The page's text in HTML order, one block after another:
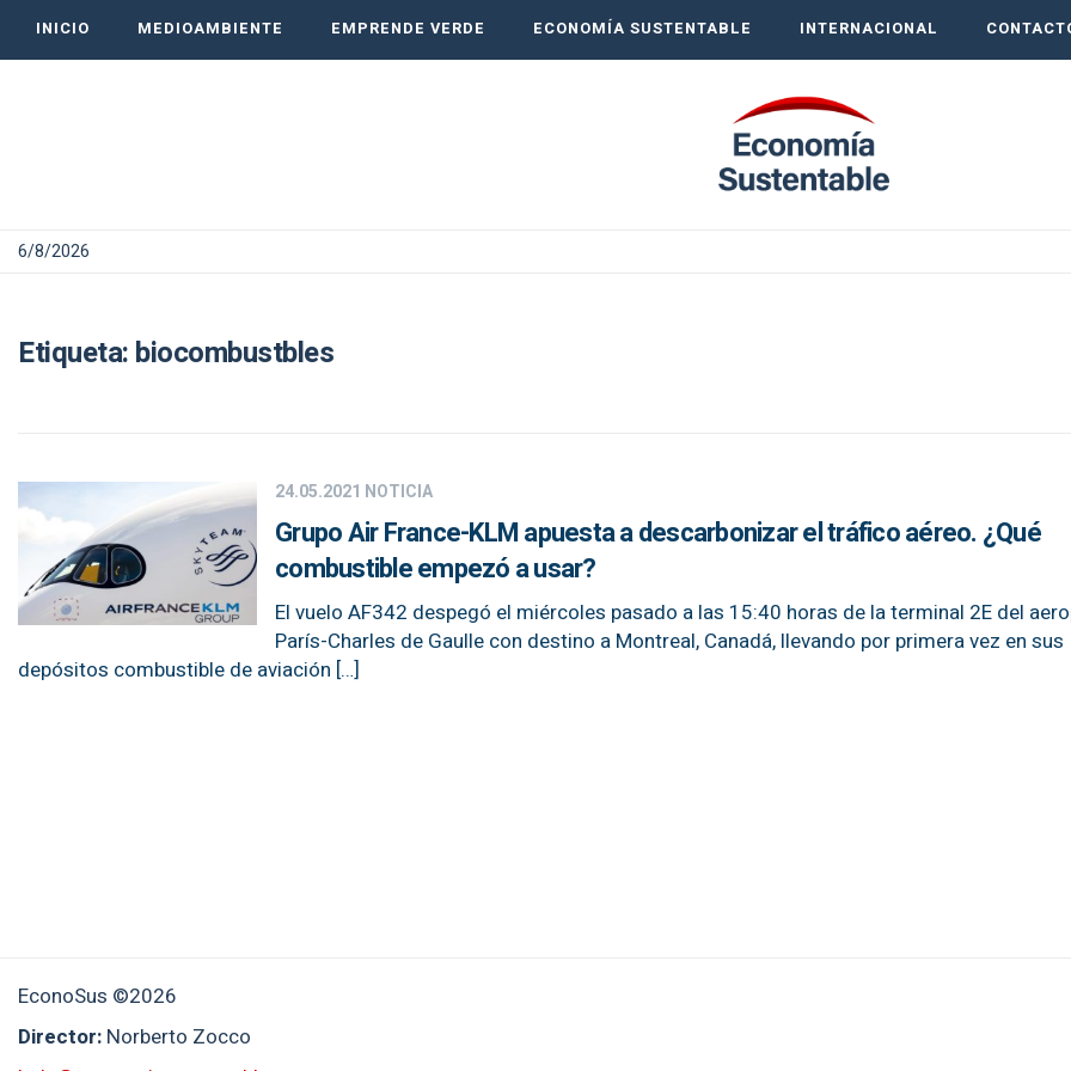
INICIO MEDIOAMBIENTE EMPRENDE VERDE ECONOMÍA SUSTENTABLE INTERNACIONAL
6/8/2026
Etiqueta: biocombustbles
24.05.2021 NOTICIA
Grupo Air France-KLM apuesta a descarbonizar el tráfico aéreo. ¿Qué
combustible empezó a usar?
El vuelo AF342 despegó el miércoles pasado a las 15:40 horas de la terminal 2E del
París-Charles de Gaulle con destino a Montreal, Canadá, llevando por primera vez en sus
depósitos combustible de aviación […]
EconoSus ©2026
Director: Norberto Zocco